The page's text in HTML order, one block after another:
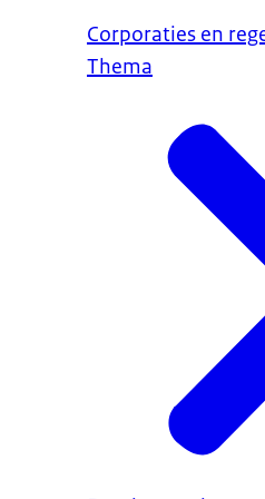
Corporaties en
Thema